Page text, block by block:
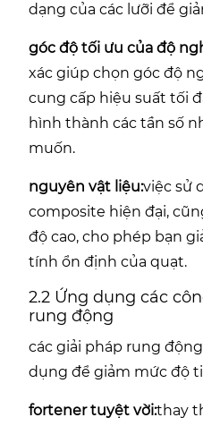
dạng của các lưỡi để
góc độ tối ưu của độ
xác giúp chọn góc độ
cung cấp hiệu suất tối
hình thành các tần số
muốn.
nguyên vật liệu:việc sử
composite hiện đại,
độ cao, cho phép bạn
tính ổn định của quạt.
2.2 Ứng dụng các
rung động
các giải pháp rung
dụng để giảm mức độ
fortener tuyệt vời:thay